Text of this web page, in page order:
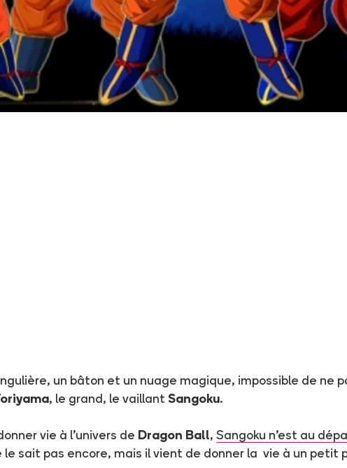
un bâton et un nuage magique, impossible de ne
, le grand, le vaillant Sangoku.
vie à l’univers de Dragon Ball, Sangoku n'est au
le sait pas encore, mais il vient de donner la vie à un